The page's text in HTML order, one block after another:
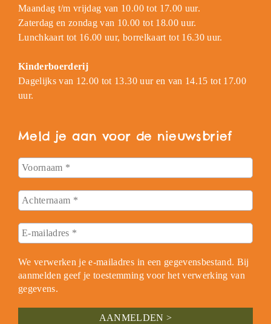
Maandag t/m vrijdag van 10.00 tot 17.00 uur.
Zaterdag en zondag van 10.00 tot 18.00 uur.
Lunchkaart tot 16.00 uur, borrelkaart tot 16.30 uur.
Kinderboerderij
Dagelijks van 12.00 tot 13.30 uur en van 14.15 tot 17.00
uur.
Meld je aan voor de nieuwsbrief
We verwerken je e-mailadres in een gegevensbestand. Bij
aanmelden geef je toestemming voor het verwerking van
gegevens.